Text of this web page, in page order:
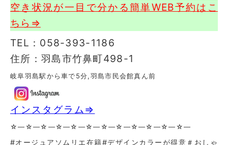
空き状況が一目で分かる簡単WEB予約はこ
ちら⇒
TEL：058-393-1186
住所：羽島市竹鼻町498-1
岐阜羽島駅から車で5分,羽島市民会館真ん前
インスタグラム⇒
☆—☆—☆—☆—☆—☆—☆—☆—☆—☆—☆—☆—
#オージュアソムリエ在籍#デザインカラーが得意＃おしゃ